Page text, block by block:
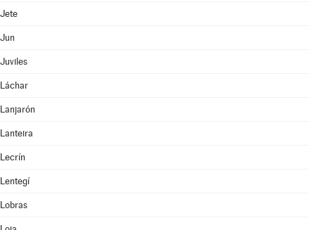
Jete
Jun
Juviles
Láchar
Lanjarón
Lanteira
Lecrín
Lentegí
Lobras